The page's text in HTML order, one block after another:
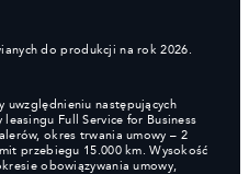
do produkcji na rok 2026.
uwzględnieniu następujących
leasingu Full Service for Business
okres trwania umowy – 2
przebiegu 15.000 km. Wysokość
obowiązywania umowy,